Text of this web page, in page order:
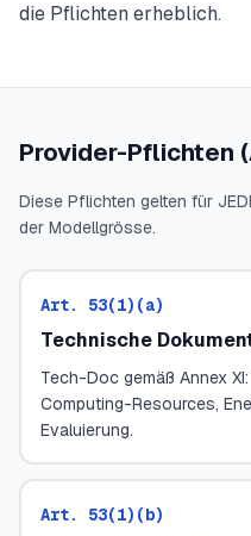
die Pflichten erheblich.
Provider-Pflichten
Diese Pflichten gelten für
der Modellgrösse.
Art. 53(1)(a)
Technische
Tech-Doc gemäß Annex
Computing-Resources,
Evaluierung.
Art. 53(1)(b)